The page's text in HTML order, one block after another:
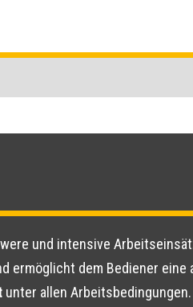
und intensive
ermöglicht dem Bediener eine
unter allen Arbeitsbedingungen.